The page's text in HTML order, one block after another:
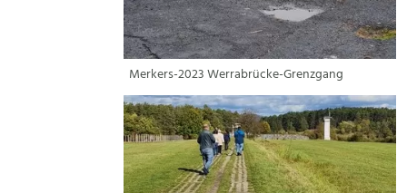
Merkers-2023 Werrabrücke-Grenzgang